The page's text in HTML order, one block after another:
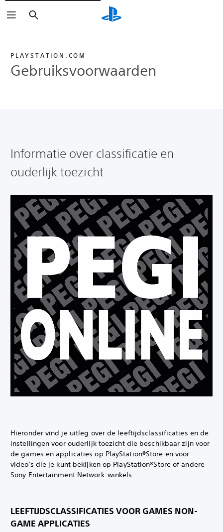
Zoeken
PLAYSTATION.COM
Gebruiksvoorwaarden
Informatie over classificatie en
ouderlijk toezicht
Hieronder vind je uitleg over de leeftijdsclassificaties en de
instellingen voor ouderlijk toezicht die beschikbaar zijn voor
de games en applicaties op PlayStation®Store en voor
video's die je kunt bekijken op PlayStation®Store of andere
Sony Entertainment Network-winkels.‎
LEEFTIJDSCLASSIFICATIES VOOR GAMES NON-
GAME APPLICATIES